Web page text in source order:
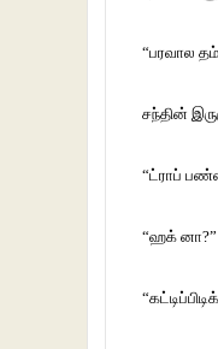
“பரவால
சந்தின்
“ட்ராப்
“ஹக் னா?”